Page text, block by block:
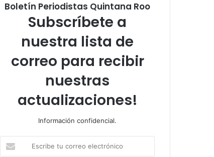
Boletín Periodistas Quintana Roo
Subscríbete a
nuestra lista de
correo para recibir
nuestras
actualizaciones!
Información confidencial.
tu